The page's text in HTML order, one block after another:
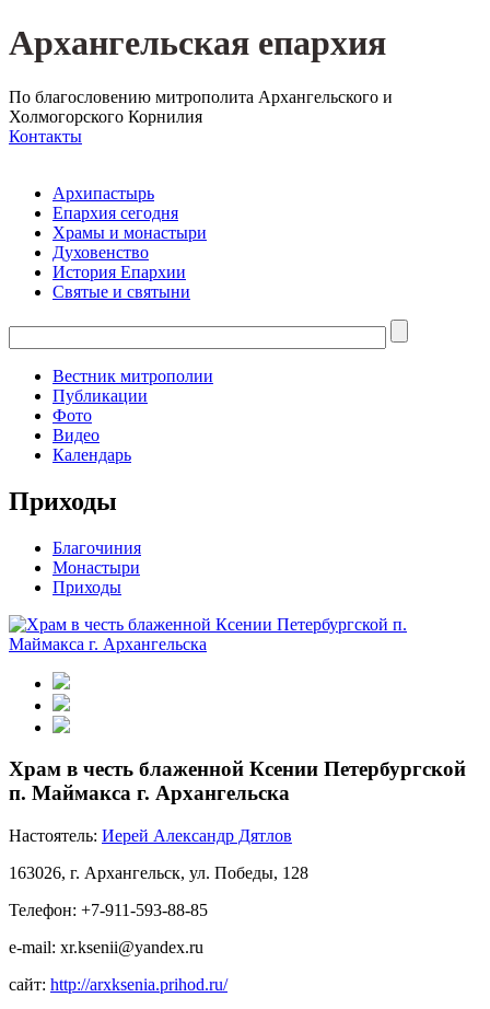
Архангельская епархия
По благословению митрополита Архангельского и
Холмогорского Корнилия
Контакты
Архипастырь
Епархия сегодня
Храмы и монастыри
Духовенство
История Епархии
Святые и святыни
Вестник митрополии
Публикации
Фото
Видео
Календарь
Приходы
Благочиния
Монастыри
Приходы
Храм в честь блаженной Ксении Петербургской
п. Маймакса г. Архангельска
Настоятель: Иерей Александр Дятлов
163026, г. Архангельск, ул. Победы, 128
Телефон: +7-911-593-88-85
e-mail: xr.ksenii@yandex.ru
сайт: http://arxksenia.prihod.ru/